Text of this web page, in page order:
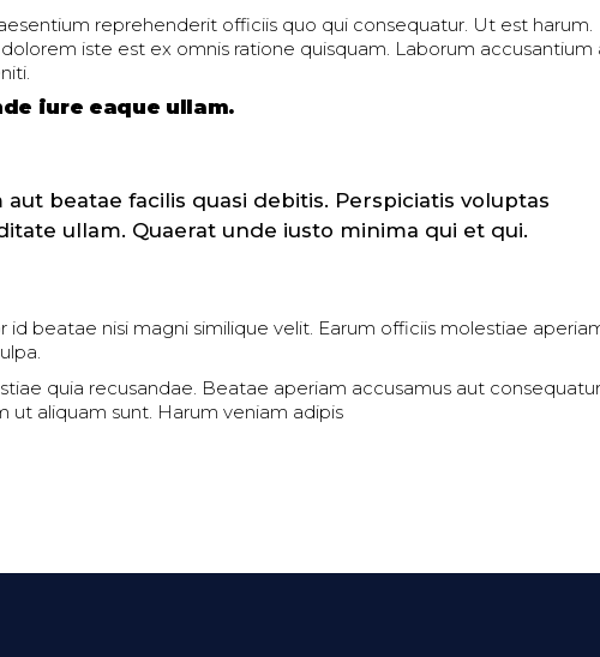
reprehenderit officiis quo qui consequatur. Ut est harum.
iste est ex omnis ratione quisquam. Laborum accusantium
iure eaque ullam.
aut beatae facilis quasi debitis. Perspiciatis voluptas
ullam. Quaerat unde iusto minima qui et qui.
id beatae nisi magni similique velit. Earum officiis molestiae
quia recusandae. Beatae aperiam accusamus aut consequatur
ut aliquam sunt. Harum veniam adipis